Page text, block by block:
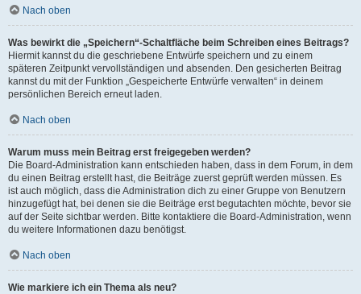
Nach oben
Was bewirkt die „Speichern“-Schaltfläche beim Schreiben eines Beitrags?
Hiermit kannst du die geschriebene Entwürfe speichern und zu einem
späteren Zeitpunkt vervollständigen und absenden. Den gesicherten Beitrag
kannst du mit der Funktion „Gespeicherte Entwürfe verwalten“ in deinem
persönlichen Bereich erneut laden.
Nach oben
Warum muss mein Beitrag erst freigegeben werden?
Die Board-Administration kann entschieden haben, dass in dem Forum, in dem
du einen Beitrag erstellt hast, die Beiträge zuerst geprüft werden müssen. Es
ist auch möglich, dass die Administration dich zu einer Gruppe von Benutzern
hinzugefügt hat, bei denen sie die Beiträge erst begutachten möchte, bevor sie
auf der Seite sichtbar werden. Bitte kontaktiere die Board-Administration, wenn
du weitere Informationen dazu benötigst.
Nach oben
Wie markiere ich ein Thema als neu?